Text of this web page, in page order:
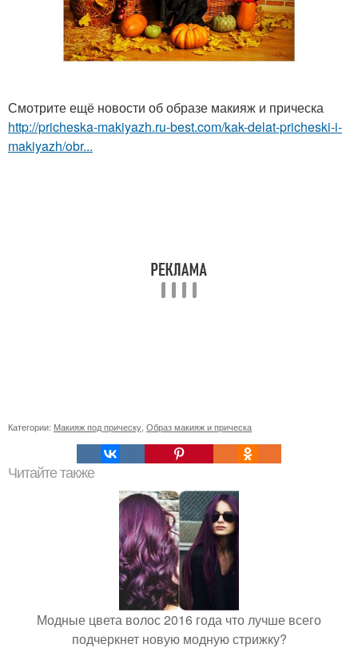
Смотрите ещё новости об образе макияж и прическа
http://pricheska-makiyazh.ru-best.com/kak-delat-pricheski-i-
makiyazh/obr...
Категории: Макияж под прическу Образ макияж и прическа
Читайте также
Модные цвета волос 2016 года что лучше всего
подчеркнет новую модную стрижку?